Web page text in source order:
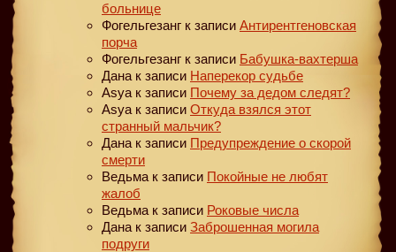
больнице
Фогельгезанг к записи Антирентгеновская
порча
Фогельгезанг к записи Бабушка-вахтерша
Дана к записи Наперекор судьбе
Asya к записи Почему за дедом следят?
Asya к записи Откуда взялся этот
странный мальчик?
Дана к записи Предупреждение о скорой
смерти
Ведьма к записи Покойные не любят
жалоб
Ведьма к записи Роковые числа
Дана к записи Заброшенная могила
подруги